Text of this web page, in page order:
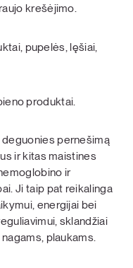
krešėjimo.
pupelės, lęšiai,
produktai.
deguonies pernešimą
ir kitas maistines
ir
Ji taip pat reikalinga
energijai bei
sklandžiai
plaukams.